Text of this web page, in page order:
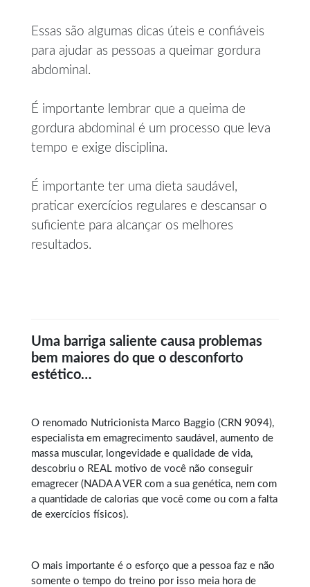
Essas são algumas dicas úteis e confiáveis
para ajudar as pessoas a queimar gordura
abdominal.
É importante lembrar que a queima de
gordura abdominal é um processo que leva
tempo e exige disciplina.
É importante ter uma dieta saudável,
praticar exercícios regulares e descansar o
suficiente para alcançar os melhores
resultados.
Uma barriga saliente causa problemas
bem maiores do que o desconforto
estético…
O renomado Nutricionista Marco Baggio (CRN 9094),
especialista em emagrecimento saudável , aumento de
massa muscular, longevidade e qualidade de vida,
descobriu o REAL motivo de você não conseguir
emagrecer (NADA A VER com a sua genética, nem com
a quantidade de calorias que você come ou com a falta
de exercícios físicos).
O mais importante é o esforço que a pessoa faz e não
somente o tempo do treino por isso meia hora de